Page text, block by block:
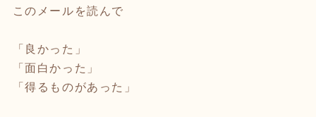
このメールを読んで
「良かった」
「面白かった」
「得るものがあった」